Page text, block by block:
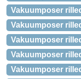
Vakuumposer
Vakuumposer
Vakuumposer
Vakuumposer
Vakuumposer